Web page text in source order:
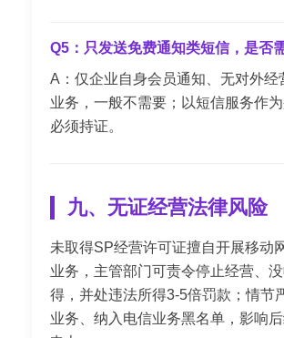
Q5：只发送免费通知类短信，是否
A：仅企业自身会员通知、无对外经
业务，一般不需要；以短信服务作
必须持证。
九、无证经营法律风险
未取得SP经营许可证擅自开展移动
业务，主管部门可责令停止经营、
得，并处违法所得3-5倍罚款；情节
业务、纳入电信业务黑名单，影响